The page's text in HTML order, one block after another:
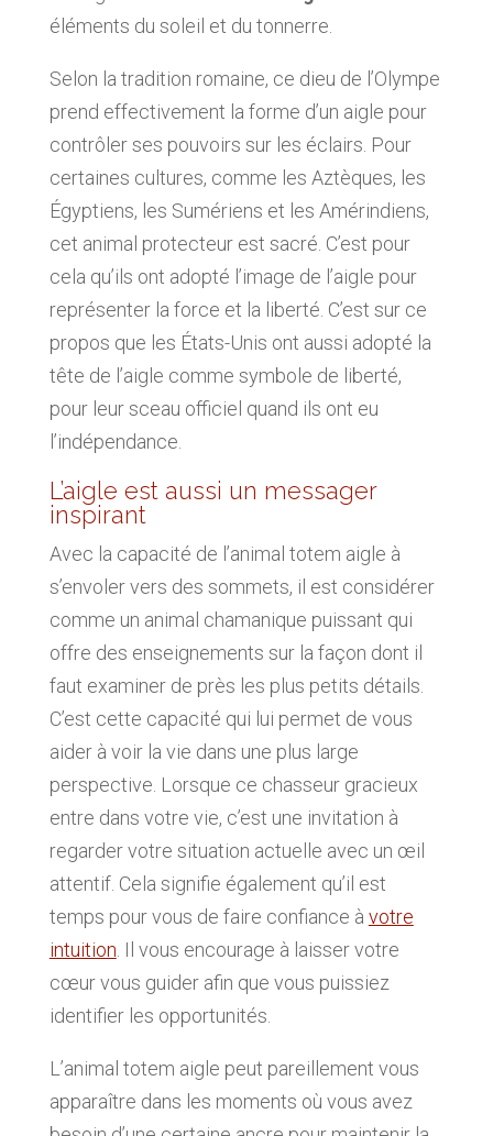
éléments du soleil et du tonnerre.
Selon la tradition romaine, ce dieu de l’Olympe
prend effectivement la forme d’un aigle pour
contrôler ses pouvoirs sur les éclairs. Pour
certaines cultures, comme les Aztèques, les
Égyptiens, les Sumériens et les Amérindiens,
cet animal protecteur est sacré. C’est pour
cela qu’ils ont adopté l’image de l’aigle pour
représenter la force et la liberté. C’est sur ce
propos que les États-Unis ont aussi adopté la
tête de l’aigle comme symbole de liberté,
pour leur sceau officiel quand ils ont eu
l’indépendance.
L’aigle est aussi un messager
inspirant
Avec la capacité de l’animal totem aigle à
s’envoler vers des sommets, il est considérer
comme un animal chamanique puissant qui
offre des enseignements sur la façon dont il
faut examiner de près les plus petits détails.
C’est cette capacité qui lui permet de vous
aider à voir la vie dans une plus large
perspective. Lorsque ce chasseur gracieux
entre dans votre vie, c’est une invitation à
regarder votre situation actuelle avec un œil
attentif. Cela signifie également qu’il est
temps pour vous de faire confiance à votre
intuition. Il vous encourage à laisser votre
cœur vous guider afin que vous puissiez
identifier les opportunités.
L’animal totem aigle peut pareillement vous
apparaître dans les moments où vous avez